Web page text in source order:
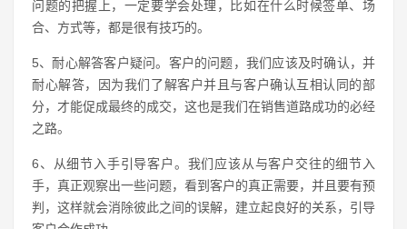
问题的把握上，一定要学会处理，比如在什么时候签单、场
合、方式等，都是很有技巧的。
5、耐心解答客户疑问。客户的问题，我们应该及时确认，并
耐心解答，因为我们了解客户并且与客户确认互相认同的部
分，才能促成最终的成交，这也是我们在销售道路成功的必经
之路。
6、从细节入手引导客户。我们应该从与客户交往的细节入
手，真正观察出一些问题，看到客户的真正需要，并且要有预
判，这样就会消除彼此之间的误解，建立起良好的关系，引导